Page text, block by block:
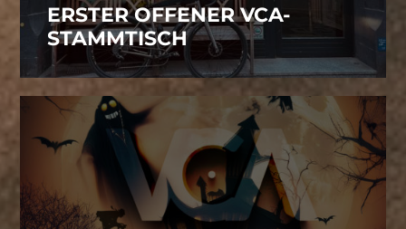
ERSTER OFFENER VCA-
STAMMTISCH